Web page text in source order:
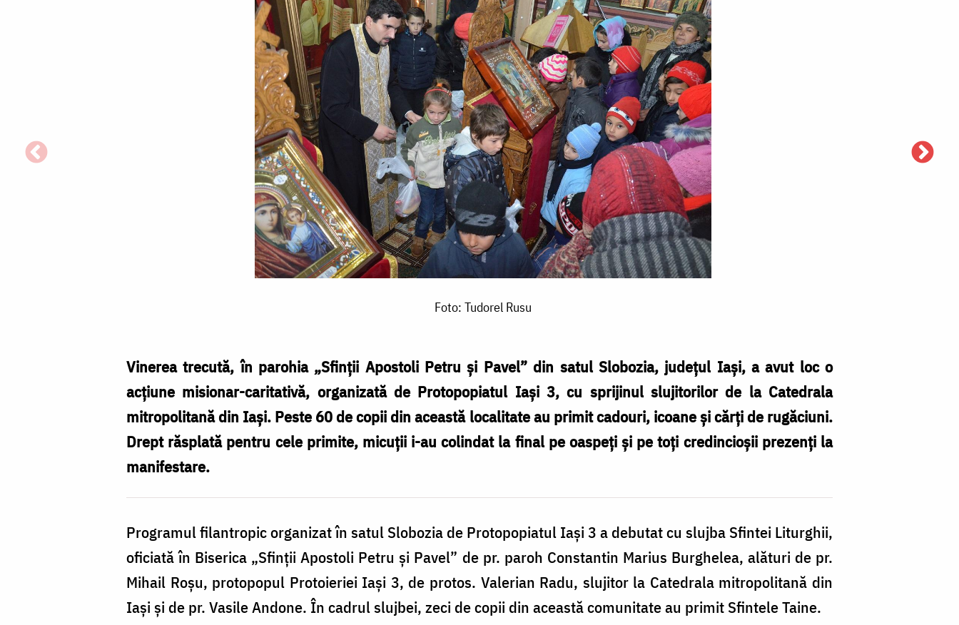
Foto: Tudorel Rusu
Vinerea trecută, în parohia „Sfinţii Apostoli Petru şi Pavel” din satul Slobozia, judeţul Iaşi, a avut loc o
acţiune misionar-caritativă, organizată de Protopopiatul Iaşi 3, cu sprijinul slujitorilor de la Catedrala
mitropolitană din Iaşi. Peste 60 de copii din această localitate au primit cadouri, icoane şi cărţi de rugăciuni.
Drept răsplată pentru cele primite, micuţii i-au colindat la final pe oaspeţi şi pe toţi credincioşii prezenţi la
manifestare.
Programul filantropic organizat în satul Slobozia de Protopopiatul Iaşi 3 a debutat cu slujba Sfintei Liturghii,
oficiată în Biserica „Sfinţii Apostoli Petru şi Pavel” de pr. paroh Constantin Marius Burghelea, alături de pr.
Mihail Roşu, protopopul Protoieriei Iaşi 3, de protos. Valerian Radu, slujitor la Catedrala mitropolitană din
Iaşi şi de pr. Vasile Andone. În cadrul slujbei, zeci de copii din această comunitate au primit Sfintele Taine.